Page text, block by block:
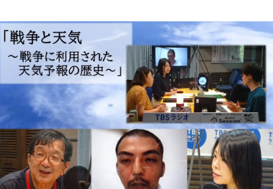
YouTube
会社情報